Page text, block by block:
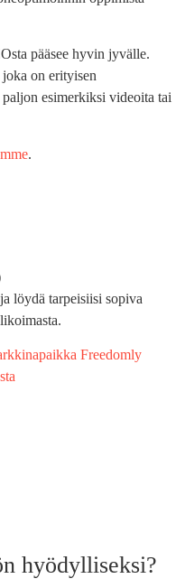
pääsee hyvin jyvälle.
on erityisen
esimerkiksi videoita tai
.
löydä tarpeisiisi sopiva
Freedomly
hyödylliseksi?